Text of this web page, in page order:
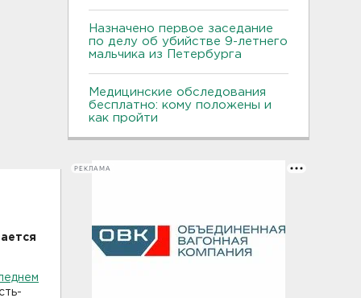
Назначено первое заседание
по делу об убийстве 9-летнего
мальчика из Петербурга
Медицинские обследования
бесплатно: кому положены и
как пройти
РЕКЛАМА